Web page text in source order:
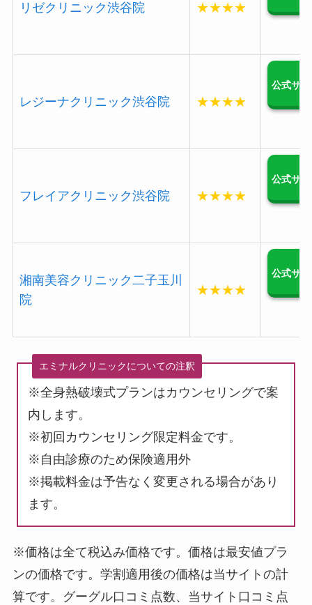
リゼクリニック渋谷院 ★★★★
レジーナクリニック渋谷院 ★★★★
公式サ
フレイアクリニック渋谷院 ★★★★
公式サ
湘南美容クリニック二子玉川
院
★★★★
公式サ
エミナルクリニックについての注釈
※全身熱破壊式プランはカウンセリングで案
内します。
※初回カウンセリング限定料金です。
※自由診療のため保険適用外
※掲載料金は予告なく変更される場合があり
ます。
※価格は全て税込み価格です。価格は最安値プラ
ンの価格です。学割適用後の価格は当サイトの計
算です。グーグル口コミ点数、当サイト口コミ点